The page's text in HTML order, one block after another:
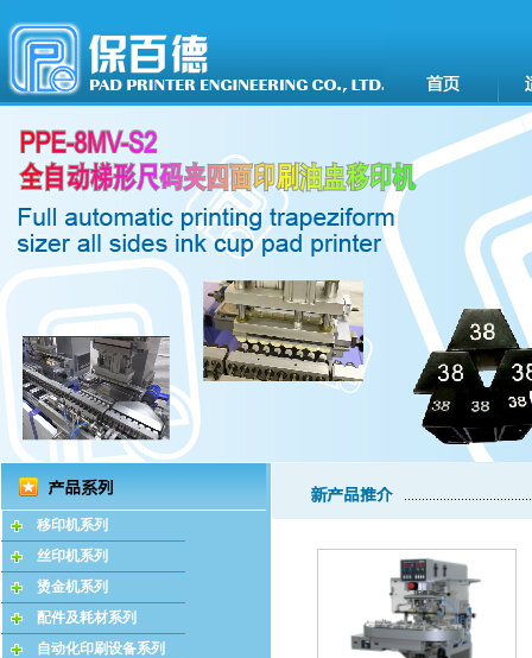
移印机系列
丝印机系列
烫金机系列
配件及耗材系列
自动化印刷设备系列